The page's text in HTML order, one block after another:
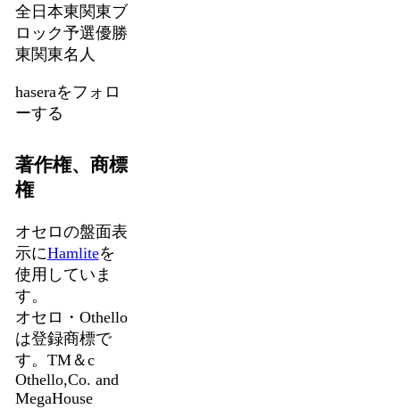
全日本東関東ブ
ロック予選優勝
東関東名人
haseraをフォロ
ーする
著作権、商標
権
オセロの盤面表
示にHamliteを
使用していま
す。
オセロ・Othello
は登録商標で
す。TM＆c
Othello,Co. and
MegaHouse